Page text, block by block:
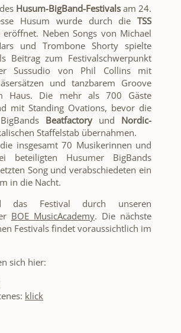
Husum-BigBand-Festivalsam 24.
Husum wurde durch die TSS
Neben Songs von Michael
und Trombone Shorty spielte
Beitrag zum Festivalschwerpunkt
Sussudio von Phil Collins mit
und tanzbarem Groove
Haus. Die mehr als 700 Gäste
mit Standing Ovations, bevor die
Beatfactory und Nordic-
Staffelstab übernahmen.
insgesamt 70 Musikerinnen und
beteiligten Husumer BigBands
Song und verabschiedeten ein
in die Nacht.
das Festival durch unseren
BOE MusicAcademy. Die nächste
Festivals findet voraussichtlich im
sich hier:
klick